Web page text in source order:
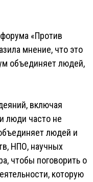
«Против
мнение, что это
объединяет людей,
включая
люди часто не
людей и
НПО, научных
чтобы поговорить о
которую